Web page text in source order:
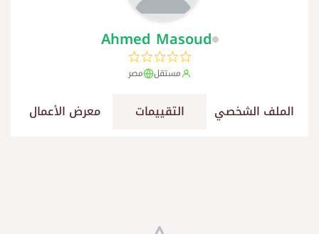
Ahmed Masoud
مستقل مصر
الملف الشخصي التقييمات معرض الأعمال